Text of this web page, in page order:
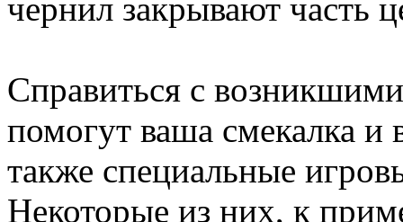
чернил закрывают часть
Справиться с
помогут ваша смекалка и
также специальные
Некоторые из них, к